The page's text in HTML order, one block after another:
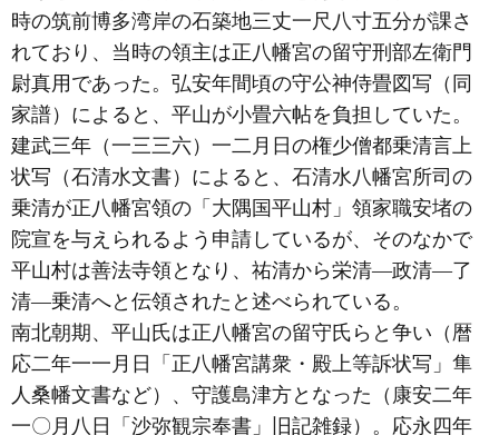
時の筑前博多湾岸の石築地三丈一尺八寸五分が課さ
れており、当時の領主は正八幡宮の留守刑部左衛門
尉真用であった。弘安年間頃の守公神侍畳図写 （同
家譜） によると、平山が小畳六帖を負担していた。
建武三年 （一三三六） 一二月日の権少僧都乗清言上
状写 （石清水文書） によると、石清水八幡宮所司の
乗清が正八幡宮領の「大隅国平山村」領家職安堵の
院宣を与えられるよう申請しているが、そのなかで
平山村は善法寺領となり、祐清から栄清―政清―了
清―乗清へと伝領されたと述べられている。
南北朝期、平山氏は正八幡宮の留守氏らと争い （暦
応二年一一月日「正八幡宮講衆・殿上等訴状写」隼
人桑幡文書など） 、守護島津方となった （康安二年
一〇月八日「沙弥観宗奉書」旧記雑録） 。応永四年